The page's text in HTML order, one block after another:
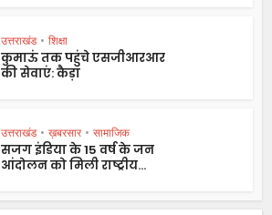
उत्तराखंड • शिक्षा
कुमाऊं तक पहुंचे एसजीआरआर
की सेवाएं: कैड़ा
उत्तराखंड • ख़बरसार • सामाजिक
सजग इंडिया के 15 वर्ष के जन
आंदोलन को मिली राष्ट्रीय...